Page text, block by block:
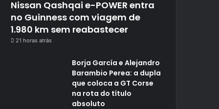
Nissan Qashqai e-POWER entra
no Guinness com viagem de
1.980 km sem reabastecer
21 horas atrás
Borja García e Alejandro
Barambio Perea: a dupla
que coloca a GT Corse
na rota do título
absoluto